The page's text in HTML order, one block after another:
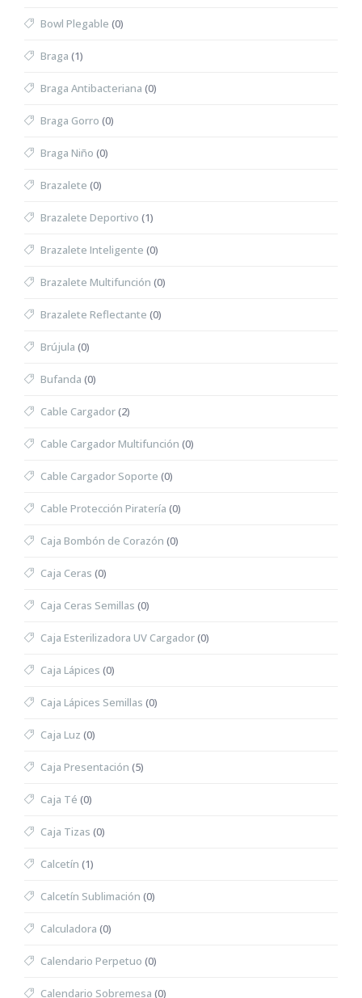
Bowl Plegable (0)
Braga (1)
Braga Antibacteriana (0)
Braga Gorro (0)
Braga Niño (0)
Brazalete (0)
Brazalete Deportivo (1)
Brazalete Inteligente (0)
Brazalete Multifunción (0)
Brazalete Reflectante (0)
Brújula (0)
Bufanda (0)
Cable Cargador(2)
Cable Cargador Multifunción (0)
Cable Cargador Soporte (0)
Cable Protección Piratería (0)
Caja Bombón de Corazón (0)
Caja Ceras (0)
Caja Ceras Semillas (0)
Caja Esterilizadora UV Cargador(0)
Caja Lápices (0)
Caja Lápices Semillas (0)
Caja Luz (0)
Caja Presentación (5)
Caja Té (0)
Caja Tizas (0)
Calcetín (1)
Calcetín Sublimación (0)
Calculadora (0)
Calendario Perpetuo (0)
Calendario Sobremesa (0)